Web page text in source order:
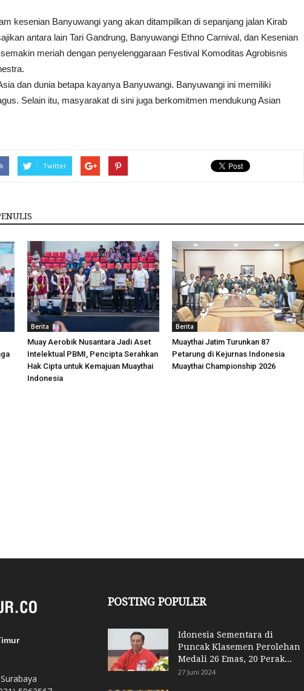
kesenian Banyuwangi yang akan ditampilkan di sepanjang jalan Kirab
antara lain Tari Gandrung, Banyuwangi Ethno Carnival, dan Kesenian
meriah dengan penyelenggaraan Festival Komoditas Agrobisnis
dan dunia betapa kayanya Banyuwangi. Banyuwangi ini memiliki
Selain itu, masyarakat di sini juga berkomitmen mendukung Asian
Twitter
Berita
Muay Aerobik Nusantara Jadi Aset
Intelektual PBMI, Pencipta Serahkan
Hak Cipta untuk Kemajuan Muaythai
Indonesia
Berita
Muaythai Jatim Turunkan 87
Petarung di Kejurnas Indonesia
Muaythai Championship 2026
POSTING POPULER
Idonesia Sementara di
Puncak Klasemen Perolehan
Medali 26 Emas, 20 Perak...
27 Juni 2024